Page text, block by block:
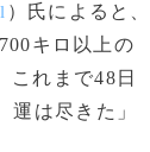
）氏によると、
キロ以上の
これまで48日
は尽きた」